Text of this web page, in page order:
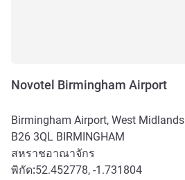
Novotel Birmingham Airport
Birmingham Airport, West Midlands
B26 3QL BIRMINGHAM
สหราชอาณาจักร
พิกัด:52.452778, -1.731804